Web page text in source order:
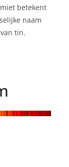
betekent
naam
tin.